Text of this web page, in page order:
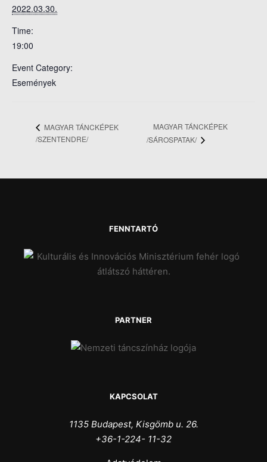
2022.03.30.
Time:
19:00
Event Category:
Események
MAGYAR TÁNCKÉPEK
/SZENTENDRE/
MAGYAR TÁNCKÉPEK
/SÁROSPATAK/
FENNTARTÓ
PARTNER
KAPCSOLAT
1135 Budapest, Kisgömb u. 26.
+36-1-224- 11-32